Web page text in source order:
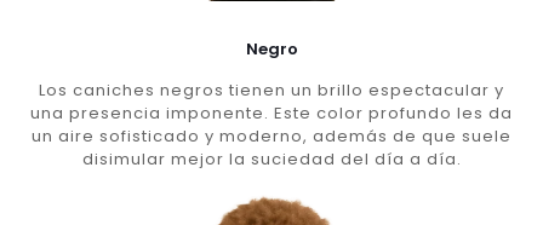
Negro
Los caniches negros tienen un brillo espectacular y
una presencia imponente. Este color profundo les da
un aire sofisticado y moderno, además de que suele
disimular mejor la suciedad del día a día.